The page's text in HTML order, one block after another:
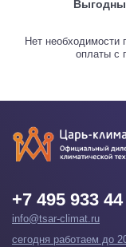
Нет необходимости
оплаты с
+7 495 933
info@tsar-climat.ru
сегодня работаем до